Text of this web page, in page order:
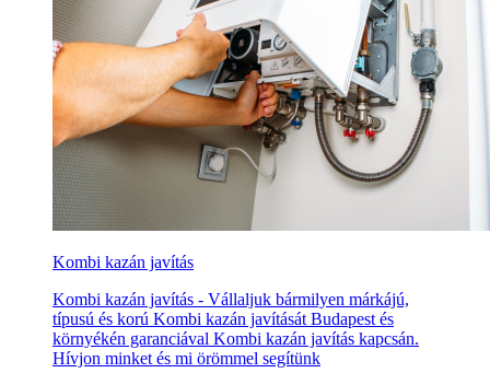
Kombi kazán javítás
Kombi kazán javítás - Vállaljuk bármilyen márkájú,
típusú és korú Kombi kazán javítását Budapest és
környékén garanciával Kombi kazán javítás kapcsán.
Hívjon minket és mi örömmel segítünk